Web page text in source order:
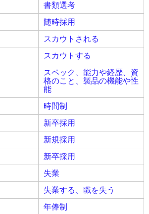
書類選考
随時採用
スカウトされる
スカウトする
スペック、能力や経歴、資
格のこと、製品の機能や性
能
時間制
新卒採用
新規採用
新卒採用
失業
失業する、職を失う
年俸制